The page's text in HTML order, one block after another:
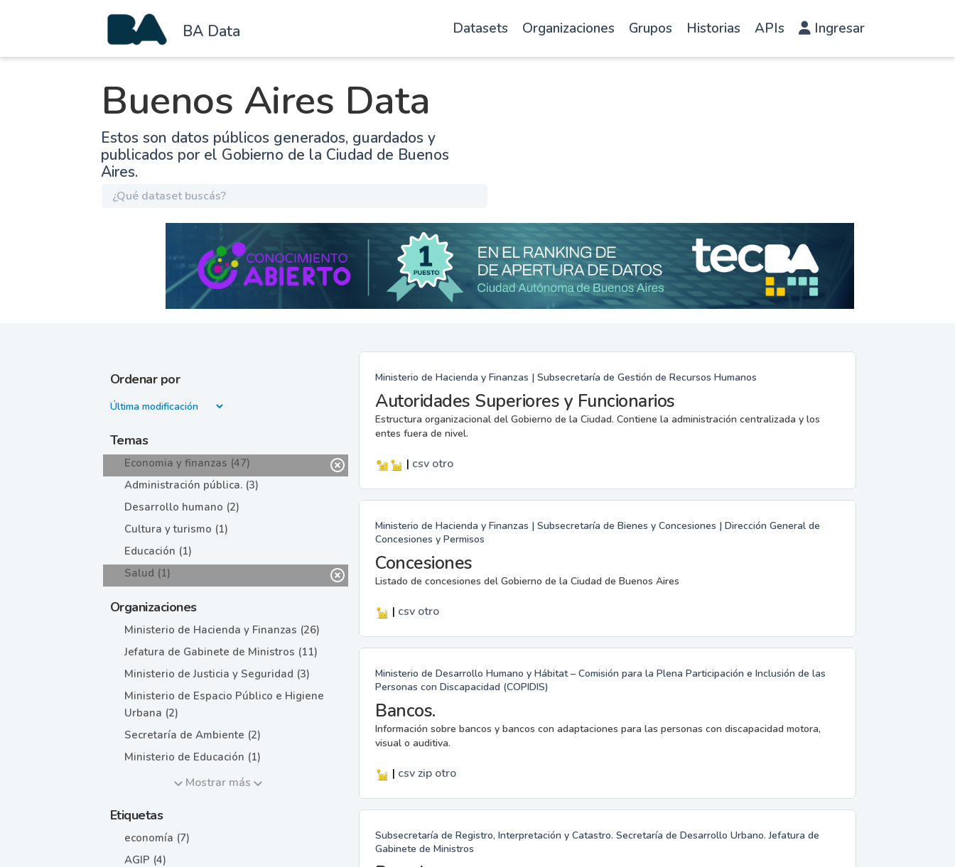
BA Data Datasets Organizaciones Grupos Historias APIs Ingresar
Buenos Aires Data
Estos son datos públicos generados, guardados y
publicados por el Gobierno de la Ciudad de Buenos
Aires.
Ordenar por
Temas
Economia y finanzas (47)
Administración pública. (3)
Desarrollo humano (2)
Cultura y turismo (1)
Educación (1)
Salud (1)
Organizaciones
Ministerio de Hacienda y Finanzas (26)
Jefatura de Gabinete de Ministros (11)
Ministerio de Justicia y Seguridad (3)
Ministerio de Espacio Público e Higiene
Urbana (2)
Secretaría de Ambiente (2)
Ministerio de Educación (1)
Mostrar más
Etiquetas
economía (7)
AGIP (4)
Ministerio de Hacienda y Finanzas | Subsecretaría de Gestión de Recursos Humanos
Autoridades Superiores y Funcionarios
Estructura organizacional del Gobierno de la Ciudad. Contiene la administración centralizada y los
entes fuera de nivel.
| csv otro
Ministerio de Hacienda y Finanzas | Subsecretaría de Bienes y Concesiones | Dirección General de
Concesiones y Permisos
Concesiones
Listado de concesiones del Gobierno de la Ciudad de Buenos Aires
| csv otro
Ministerio de Desarrollo Humano y Hábitat – Comisión para la Plena Participación e Inclusión de las
Personas con Discapacidad (COPIDIS)
Bancos.
Información sobre bancos y bancos con adaptaciones para las personas con discapacidad motora,
visual o auditiva.
| csvzip otro
Subsecretaría de Registro, Interpretación y Catastro. Secretaría de Desarrollo Urbano. Jefatura de
Gabinete de Ministros